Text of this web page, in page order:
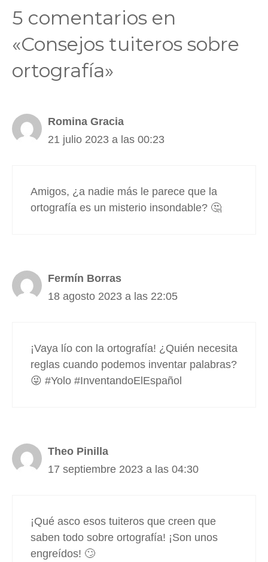
5 comentarios en
«Consejos tuiteros sobre
ortografía»
Romina Gracia
21 julio 2023 a las 00:23
Amigos, ¿a nadie más le parece que la
ortografía es un misterio insondable? 🤔
Fermín Borras
18 agosto 2023 a las 22:05
¡Vaya lío con la ortografía! ¿Quién necesita
reglas cuando podemos inventar palabras?
😜 #Yolo #InventandoElEspañol
Theo Pinilla
17 septiembre 2023 a las 04:30
¡Qué asco esos tuiteros que creen que
saben todo sobre ortografía! ¡Son unos
engreídos! 🙄